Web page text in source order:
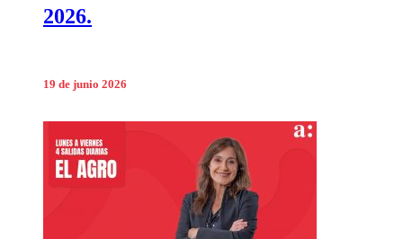
2026.
19 de junio 2026